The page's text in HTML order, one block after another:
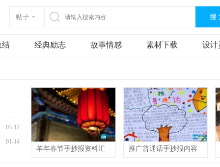
帖子 搜
结 经典励志 故事情感 素材下载 设计
03-12
01-14
羊年春节手抄报资料汇
推广普通话手抄报内容